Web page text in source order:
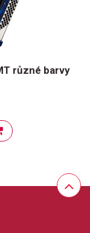
různé barvy